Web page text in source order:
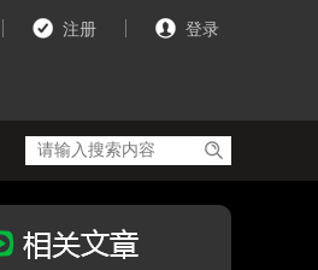
注册 登录